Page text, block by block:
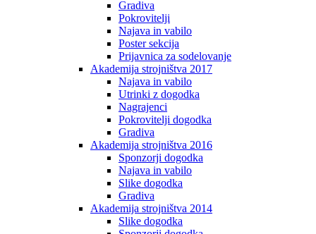
Gradiva
Pokrovitelji
Najava in vabilo
Poster sekcija
Prijavnica za sodelovanje
Akademija strojništva 2017
Najava in vabilo
Utrinki z dogodka
Nagrajenci
Pokrovitelji dogodka
Gradiva
Akademija strojništva 2016
Sponzorji dogodka
Najava in vabilo
Slike dogodka
Gradiva
Akademija strojništva 2014
Slike dogodka